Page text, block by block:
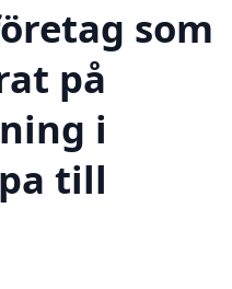
som
på
i
till